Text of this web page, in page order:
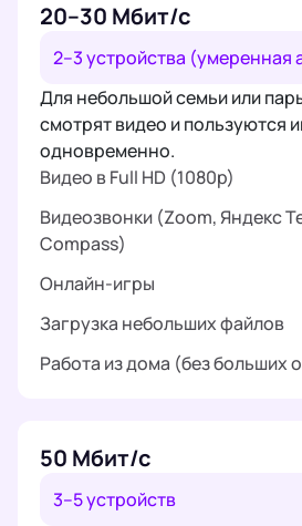
20–30 Мбит/с
2–3 устройства (умеренная
Для небольшой семьи или
смотрят видео и пользуются
одновременно.
Видео в Full HD (1080p)
Видеозвонки (Zoom, Яндекс
Compass)
Онлайн-игры
Загрузка небольших файлов
Работа из дома (без больших
50 Мбит/с
3–5 устройств